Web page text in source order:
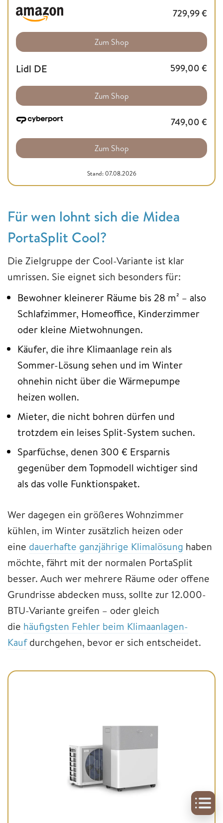
729,99€
Zum Shop
Lidl DE 599,00 €
Zum Shop
749,00 €
Zum Shop
Stand: 07.08.2026
Für wen lohnt sich die Midea
PortaSplit Cool?
Die Zielgruppe der Cool-Variante ist klar
umrissen. Sie eignet sich besonders für:
Bewohner kleinerer Räume bis 28 m² – also
Schlafzimmer, Homeoffice, Kinderzimmer
oder kleine Mietwohnungen.
Käufer, die ihre Klimaanlage rein als
Sommer-Lösung sehen und im Winter
ohnehin nicht über die Wärmepumpe
heizen wollen.
Mieter, die nicht bohren dürfen und
trotzdem ein leises Split-System suchen.
Sparfüchse, denen 300 € Ersparnis
gegenüber dem Topmodell wichtiger sind
als das volle Funktionspaket.
Wer dagegen ein größeres Wohnzimmer
kühlen, im Winter zusätzlich heizen oder
eine dauerhafte ganzjährige Klimalösung haben
möchte, fährt mit der normalen PortaSplit
besser. Auch wer mehrere Räume oder offene
Grundrisse abdecken muss, sollte zur 12.000-
BTU-Variante greifen – oder gleich
die häufigsten Fehler beim Klimaanlagen-
Kaufdurchgehen, bevor er sich entscheidet.